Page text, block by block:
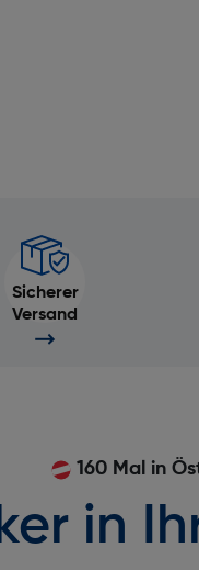
Sicherer
Versand
160 Mal in
in